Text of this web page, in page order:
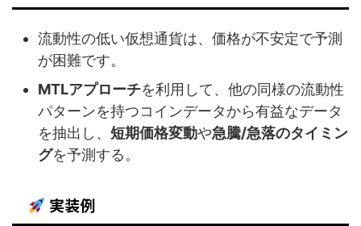
流動性の低い仮想通貨は、価格が不安定で予測
が困難です。
MTLアプローチを利用して、他の同様の流動性
パターンを持つコインデータから有益なデータ
を抽出し、 短期価格変動や急騰/急落のタイミン
グを予測する。
実装例